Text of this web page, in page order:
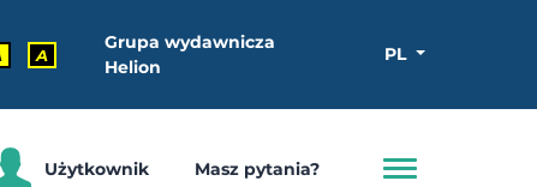
A
Grupa wydawnicza
Helion
PL
Użytkownik Masz pytania?